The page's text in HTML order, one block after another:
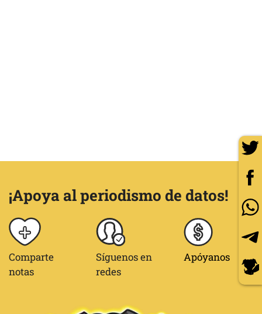
¡Apoya al periodismo de datos!
Comparte
notas
Síguenos en
redes
Apóyanos